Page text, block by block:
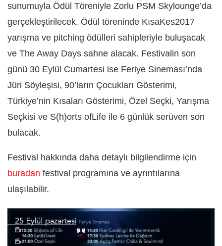
sunumuyla Ödül Töreniyle Zorlu PSM Skylounge’da
gerçekleştirilecek. Ödül töreninde KısaKes2017
yarışma ve pitching ödülleri sahipleriyle buluşacak
ve The Away Days sahne alacak. Festivalin son
günü 30 Eylül Cumartesi ise Feriye Sineması’nda
Jüri Söyleşisi, 90’ların Çocukları Gösterimi,
Türkiye’nin Kısaları Gösterimi, Özel Seçki, Yarışma
Seçkisi ve S(h)orts ofLife ile 6 günlük serüven son
bulacak.
Festival hakkında daha detaylı bilgilendirme için
buradan festival programına ve ayrıntılarına
ulaşılabilir.